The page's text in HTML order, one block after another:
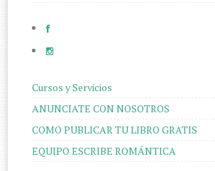
Cursos y Servicios
ANUNCIATE CON NOSOTROS
COMO PUBLICAR TU LIBRO GRATIS
EQUIPO ESCRIBE ROMÁNTICA